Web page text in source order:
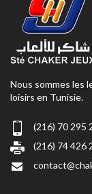
Nous sommes les
loisirs en Tunisie.
(216) 70 295
(216) 74 426